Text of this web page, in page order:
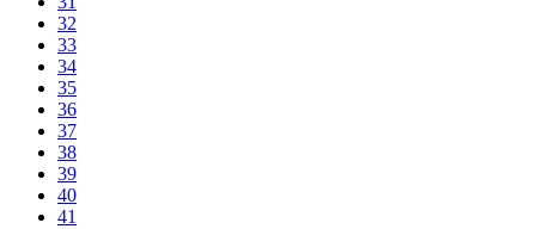
32
33
34
35
36
37
38
39
40
41